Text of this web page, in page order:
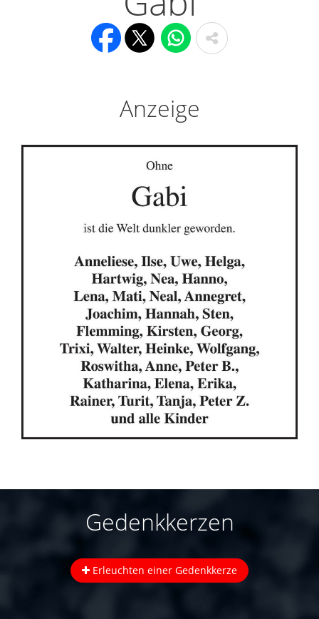
Anzeige
Gedenkkerzen
Erleuchten einer Gedenkkerze